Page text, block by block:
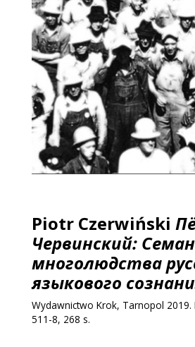
Piotr Czerwiński
Червинский:
многолюдства
языкового
Wydawnictwo Krok, Tarnopol 2019.
511-8, 268 s.